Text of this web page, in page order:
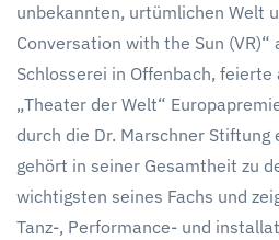
unbekannten, urtümlichen Welt
Conversation with the Sun
Schlosserei in Offenbach,
„Theater der Welt“
durch die Dr. Marschner
gehört in seiner Gesamtheit zu
wichtigsten seines Fachs und
Tanz-, Performance- und